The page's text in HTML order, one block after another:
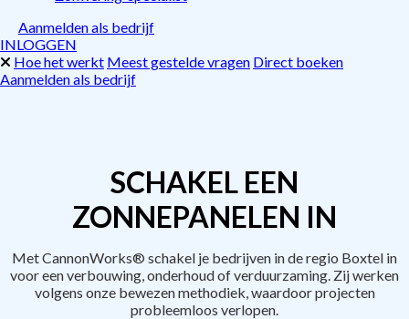
Aanmelden als bedrijf
INLOGGEN
Hoe het werkt Meest gestelde vragen Direct boeken
Aanmelden als bedrijf
SCHAKEL EEN
ZONNEPANELEN IN
Met CannonWorks® schakel je bedrijven in de regio Boxtel in
voor een verbouwing, onderhoud of verduurzaming. Zij werken
volgens onze bewezen methodiek, waardoor projecten
probleemloos verlopen.